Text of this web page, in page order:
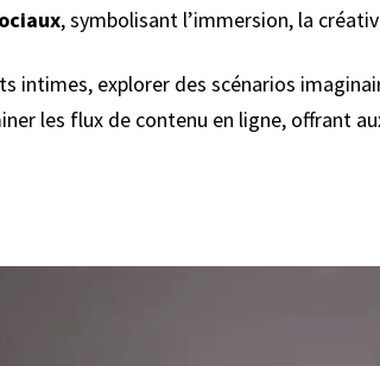
, symbolisant l’immersion, la
intimes, explorer des scénarios
les flux de contenu en ligne, offrant